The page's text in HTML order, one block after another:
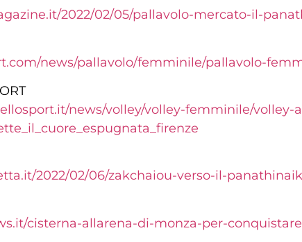
2022/02/05/pallavolo-mercato-il-
news/pallavolo/femminile/pallavolo-
news/volley/volley-femminile/volley-
2022/02/06/zakchaiou-verso-il-
cisterna-allarena-di-monza-per-